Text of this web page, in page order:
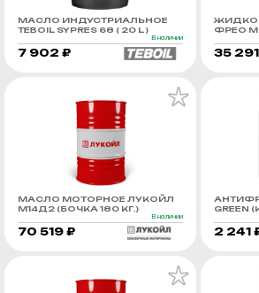
МАСЛО ИНДУСТРИАЛЬНОЕ
TEBOIL SYPRES 68 ( 20 L )
В наличии
7 902 ₽
ФРЕО
35
МАСЛО МОТОРНОЕ ЛУКОЙЛ
М14Д2 (БОЧКА 180 КГ.)
В наличии
70 519 ₽
GREEN
2 241